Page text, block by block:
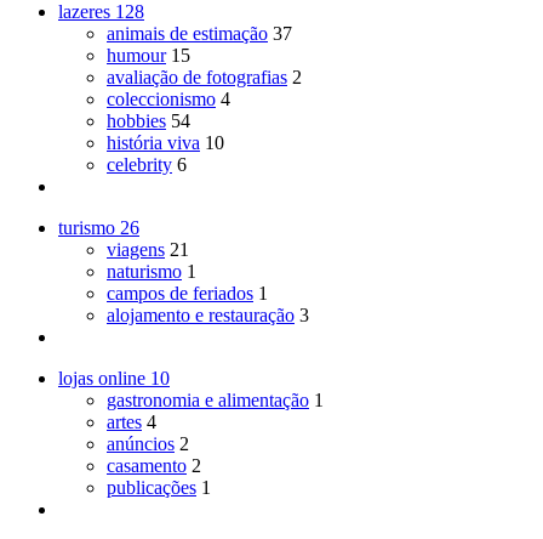
lazeres 128
animais de estimação 37
humour 15
avaliação de fotografias 2
coleccionismo 4
hobbies 54
história viva 10
celebrity 6
turismo 26
viagens 21
naturismo 1
campos de feriados 1
alojamento e restauração 3
lojas online 10
gastronomia e alimentação 1
artes 4
anúncios 2
casamento 2
publicações 1